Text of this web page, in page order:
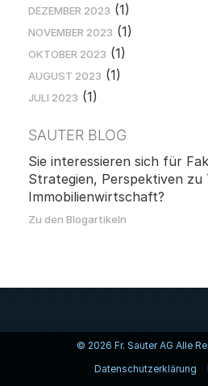
DEZEMBER 2023 (1)
NOVEMBER 2023 (1)
OKTOBER 2023 (1)
AUGUST 2023 (1)
JULI 2023 (1)
SAUTER BLOG
Sie interessieren sich für
Strategien, Perspektiven zu
Immobilienwirtschaft?
Zu den Blogartikeln
© 2026 Fr. Sauter AG Alle
Datenschutzerklärung